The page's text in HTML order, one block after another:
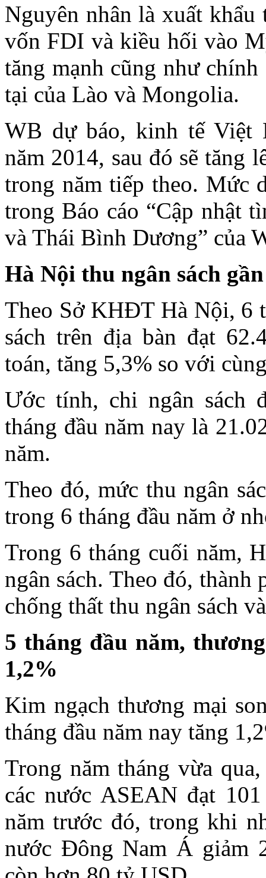
Nguyên nhân là xuất
vốn FDI và kiều hối vào
tăng mạnh cũng như
tại của Lào và Mongolia.
WB dự báo, kinh tế Việt
năm 2014, sau đó sẽ tăng
trong năm tiếp theo. Mức
trong Báo cáo “Cập nhật
và Thái Bình Dương” của
Hà Nội thu ngân sách
Theo Sở KHĐT Hà Nội, 6
sách trên địa bàn đạt
toán, tăng 5,3% so với
Ước tính, chi ngân sách
tháng đầu năm nay là
năm.
Theo đó, mức thu ngân
trong 6 tháng đầu năm ở
Trong 6 tháng cuối năm,
ngân sách. Theo đó,
chống thất thu ngân sách
5 tháng đầu năm,
1,2%
Kim ngạch thương mại
tháng đầu năm nay tăng
Trong năm tháng vừa
các nước ASEAN đạt
năm trước đó, trong khi
nước Đông Nam Á giảm